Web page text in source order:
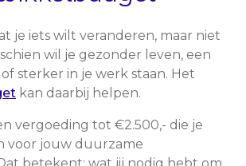
je iets wilt veranderen, maar niet
wil je gezonder leven, een
sterker in je werk staan. Het
kan daarbij helpen.
vergoeding tot €2.500,- die je
voor jouw duurzame